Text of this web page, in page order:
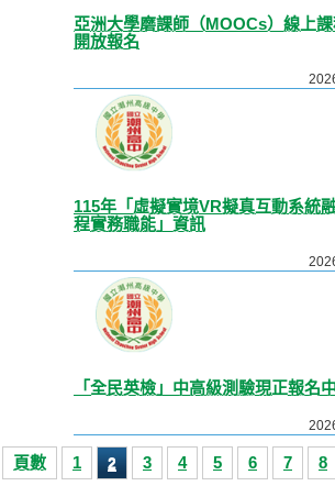
亞洲大學磨課師（MOOCs）線上
開放報名
115年「虛擬實境VR擬真互動系統
程實務職能」資訊
「全民英檢」中高級測驗現正報名
頁數 1 2 3 4 5 6 7 8